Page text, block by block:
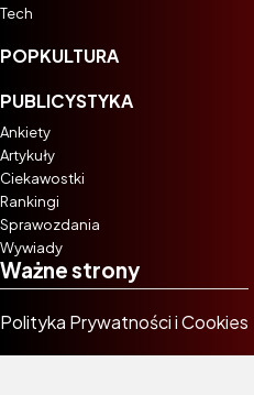
Tech
POPKULTURA
PUBLICYSTYKA
Ankiety
Artykuły
Ciekawostki
Rankingi
Sprawozdania
Wywiady
Ważne strony
Polityka Prywatności i Cookies